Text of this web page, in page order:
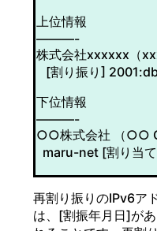
上位情報
———-
株式会社xxxxxx（
[割り振り]
下位情報
———-
○○株式会社 （○○
maru-net [割り当
再割り振りのIPv6ア
は、[割振年月日]が